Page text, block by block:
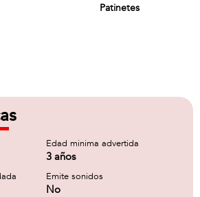
Patinetes
Edad minima advertida
3 años
Emite sonidos
No